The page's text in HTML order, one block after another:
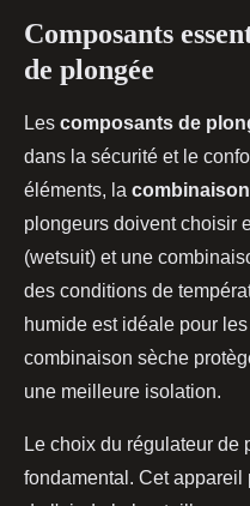
Composants
de plongée
Les composants de
dans la sécurité et le
éléments, la
plongeurs doivent choisir
(wetsuit) et une
des conditions de
humide est idéale pour
combinaison sèche
une meilleure isolation.
Le choix du régulateur de
fondamental. Cet appareil